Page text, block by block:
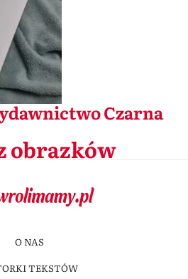
Czarna
obrazków
O NAS
TEKSTÓW